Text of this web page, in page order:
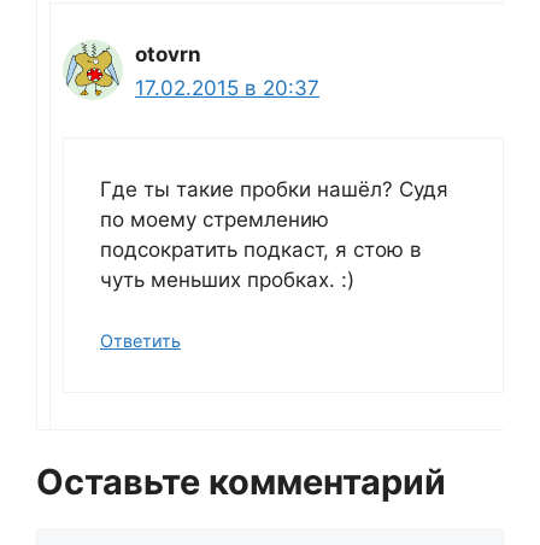
otovrn
17.02.2015 в 20:37
Где ты такие пробки нашёл? Судя
по моему стремлению
подсократить подкаст, я стою в
чуть меньших пробках. :)
Ответить
Оставьте комментарий